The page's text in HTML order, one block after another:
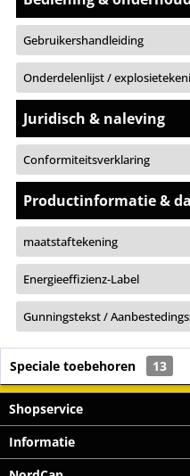
Gebruikershandleiding
Onderdelenlijst /
Juridisch & naleving
Conformiteitsverklaring
Productinformatie &
maatstaftekening
Energieeffizienz-Label
Gunningstekst /
Speciale toebehoren 13
Shopservice
Informatie